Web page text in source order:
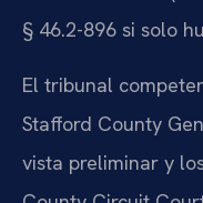
§ 46.2-896 si solo
El tribunal
Stafford County
vista preliminar y